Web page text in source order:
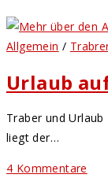
Allgemein /
Urlaub
Traber und
liegt der…
4 Kommentare